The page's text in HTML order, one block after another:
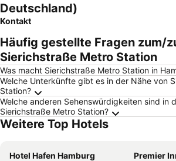
Deutschland)
Kontakt
Häufig gestellte Fragen zum/
Sierichstraße Metro Station
Was macht Sierichstraße Metro Station in
Welche Unterkünfte gibt es in der Nähe von
Station?
Welche anderen Sehenswürdigkeiten sind in
Sierichstraße Metro Station?
Weitere Top Hotels
Hotel Hafen Hamburg
Premier